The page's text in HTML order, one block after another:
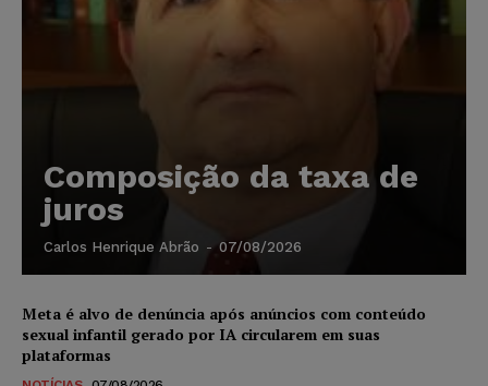
Composição da taxa de
juros
Carlos Henrique Abrão - 07/08/2026
Meta é alvo de denúncia após anúncios com conteúdo
sexual infantil gerado por IA circularem em suas
plataformas